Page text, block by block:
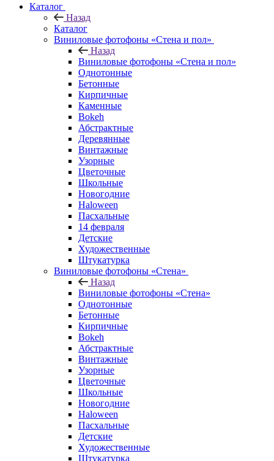
Каталог
Назад
Каталог
Виниловые фотофоны «Стена и пол»
Назад
Виниловые фотофоны «Стена и пол»
Однотонные
Бетонные
Кирпичные
Каменные
Bokeh
Абстрактные
Деревянные
Винтажные
Узорные
Цветочные
Школьные
Новогодние
Haloween
Пасхальные
14 февраля
Детские
Художественные
Штукатурка
Виниловые фотофоны «Стена»
Назад
Виниловые фотофоны «Стена»
Однотонные
Бетонные
Кирпичные
Bokeh
Абстрактные
Винтажные
Узорные
Цветочные
Школьные
Новогодние
Haloween
Пасхальные
Детские
Художественные
Штукатурка